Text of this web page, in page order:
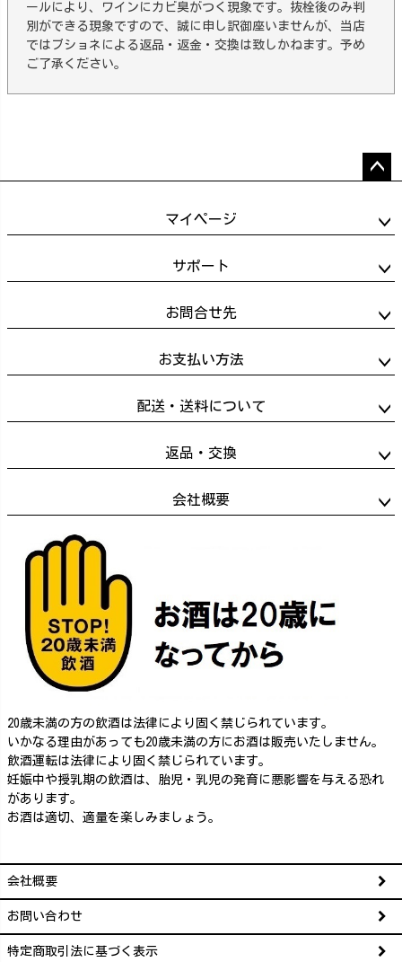
ールにより、ワインにカビ臭がつく現象です。抜栓後のみ判
別ができる現象ですので、誠に申し訳御座いませんが、当店
ではブショネによる返品・返金・交換は致しかねます。予め
ご了承ください。
ップ
マイページ
サポート
お問合せ先
お支払い方法
配送・送料について
返品・交換
会社概要
20歳未満の方の飲酒は法律により固く禁じられています。
いかなる理由があっても20歳未満の方にお酒は販売いたしません。
飲酒運転は法律により固く禁じられています。
妊娠中や授乳期の飲酒は、胎児・乳児の発育に悪影響を与える恐れ
があります。
お酒は適切、適量を楽しみましょう。
会社概要
お問い合わせ
特定商取引法に基づく表示